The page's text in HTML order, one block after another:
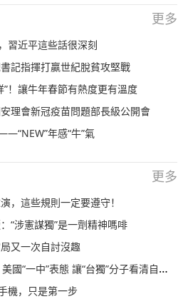
更多
習近平這些話很深刻
記指揮打贏世紀脫貧攻堅戰
”！讓牛年春節有熱度更有溫度
理會新冠疫苗問題部長級公開會
年感“牛”氣
更多
，這些規則一定要遵守！
“涉憲謀獨”是一劑精神嗎啡
又一次自討沒趣
一中”表態 讓“台獨”分子看清自己幾斤幾兩
機，只是第一步